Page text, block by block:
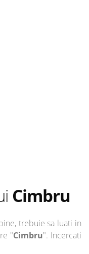
Cimbru
trebuie sa luati in
"Cimbru". Incercati